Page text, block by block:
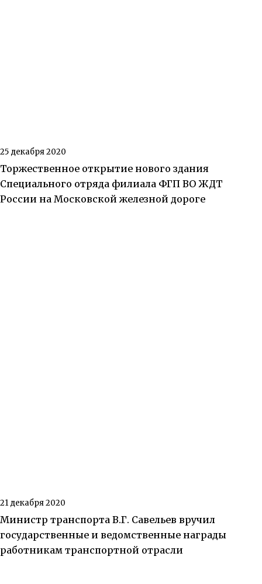
25 декабря 2020
Торжественное открытие нового здания
Специального отряда филиала ФГП ВО ЖДТ
России на Московской железной дороге
21 декабря 2020
Министр транспорта В.Г. Савельев вручил
государственные и ведомственные награды
работникам транспортной отрасли